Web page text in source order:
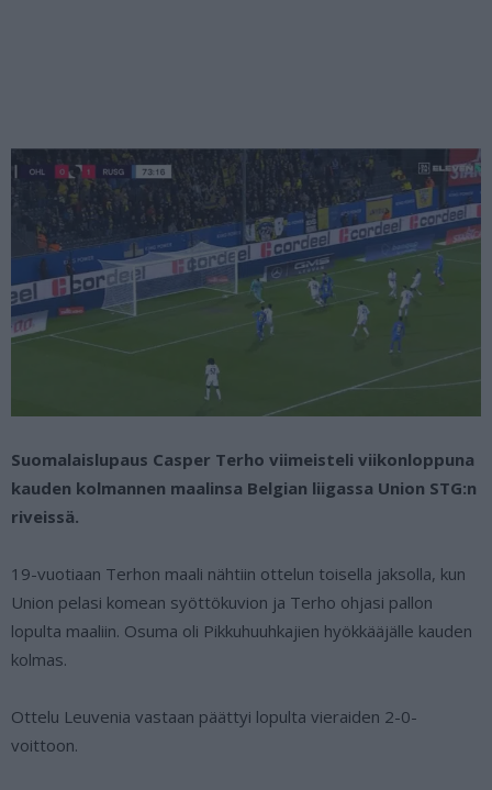
Suomalaislupaus Casper Terho viimeisteli viikonloppuna
kauden kolmannen maalinsa Belgian liigassa Union STG:n
riveissä.
19-vuotiaan Terhon maali nähtiin ottelun toisella jaksolla, kun
Union pelasi komean syöttökuvion ja Terho ohjasi pallon
lopulta maaliin. Osuma oli Pikkuhuuhkajien hyökkääjälle kauden
kolmas.
Ottelu Leuvenia vastaan päättyi lopulta vieraiden 2-0-
voittoon.